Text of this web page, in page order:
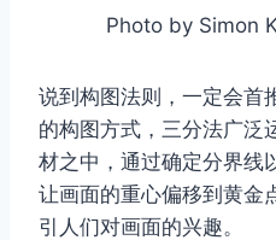
Photo by Simon
说到构图法则，一定会首
的构图方式，三分法广泛
材之中，通过确定分界线
让画面的重心偏移到黄金
引人们对画面的兴趣。